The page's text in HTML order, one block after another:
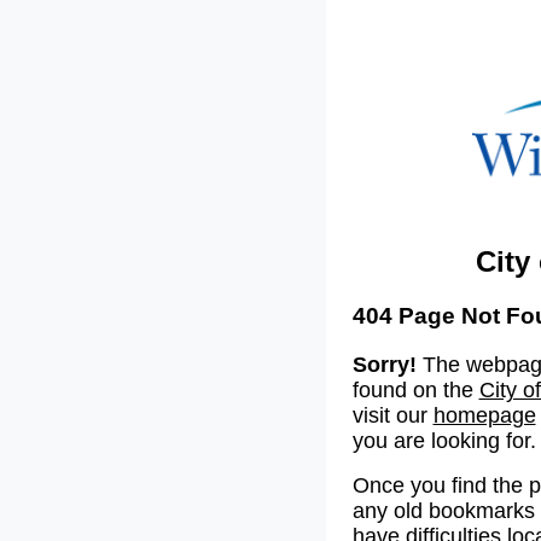
City
404 Page Not
Sorry! The
found on the City
visit our homepage
you are looking for.
Once you find the
any old
have difficulties